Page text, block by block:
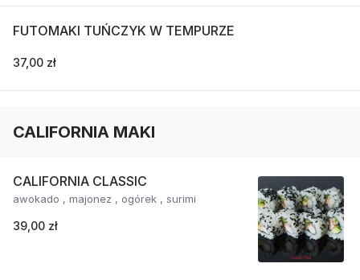
FUTOMAKI TUŃCZYK W TEMPURZE
37,00 zł
CALIFORNIA MAKI
CALIFORNIA CLASSIC
awokado , majonez , ogórek , surimi
39,00 zł